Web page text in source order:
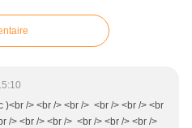
)<br /> <br /> <br /> <br /> <br /> <br
/> <br /> <br /> <br /> <br /> <br />